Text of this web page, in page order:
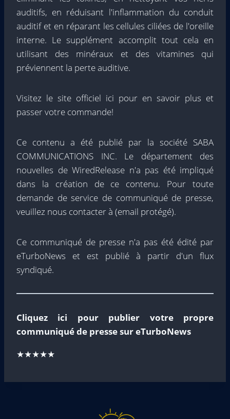
auditifs, en réduisant l'inflammation du conduit
auditif et en réparant les cellules ciliées de l'oreille
interne. Le supplément accomplit tout cela en
utilisant des minéraux et des vitamines qui
préviennent la perte auditive.
Visitez le site officiel ici pour en savoir plus et
passer votre commande!
Ce contenu a été publié par la société SABA
COMMUNICATIONS INC. Le département des
nouvelles de WiredRelease n'a pas été impliqué
dans la création de ce contenu. Pour toute
demande de service de communiqué de presse,
veuillez nous contacter à (email protégé).
Ce communiqué de presse n'a pas été édité par
eTurboNews et est publié à partir d'un flux
syndiqué.
Cliquez ici pour publier votre propre
communiqué de presse sur eTurboNews
★★★★★